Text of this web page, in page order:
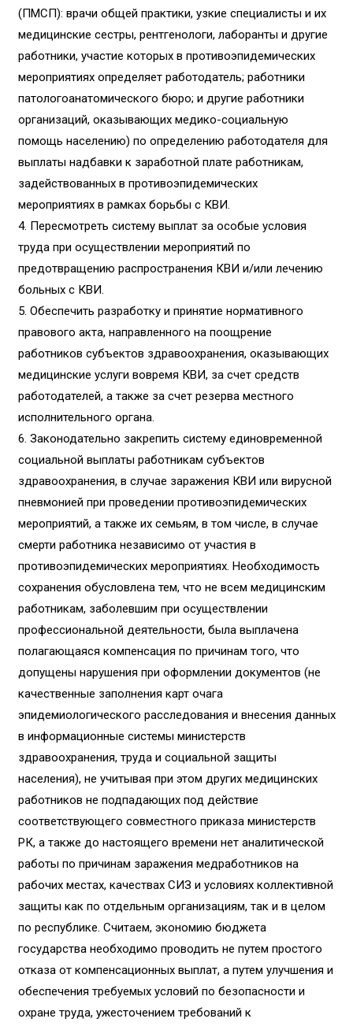
(ПМСП): врачи общей практики, узкие специалисты и их
медицинские сестры, рентгенологи, лаборанты и другие
работники, участие которых в противоэпидемических
мероприятиях определяет работодатель; работники
патологоанатомического бюро; и другие работники
организаций, оказывающих медико-социальную
помощь населению) по определению работодателя для
выплаты надбавки к заработной плате работникам,
задействованных в противоэпидемических
мероприятиях в рамках борьбы с КВИ.
4. Пересмотреть систему выплат за особые условия
труда при осуществлении мероприятий по
предотвращению распространения КВИ и/или лечению
больных с КВИ.
5. Обеспечить разработку и принятие нормативного
правового акта, направленного на поощрение
работников субъектов здравоохранения, оказывающих
медицинские услуги вовремя КВИ, за счет средств
работодателей, а также за счет резерва местного
исполнительного органа.
6. Законодательно закрепить систему единовременной
социальной выплаты работникам субъектов
здравоохранения, в случае заражения КВИ или вирусной
пневмонией при проведении противоэпидемических
мероприятий, а также их семьям, в том числе, в случае
смерти работника независимо от участия в
противоэпидемических мероприятиях. Необходимость
сохранения обусловлена тем, что не всем медицинским
работникам, заболевшим при осуществлении
профессиональной деятельности, была выплачена
полагающаяся компенсация по причинам того, что
допущены нарушения при оформлении документов (не
качественные заполнения карт очага
эпидемиологического расследования и внесения данных
в информационные системы министерств
здравоохранения, труда и социальной защиты
населения), не учитывая при этом других медицинских
работников не подпадающих под действие
соответствующего совместного приказа министерств
РК, а также до настоящего времени нет аналитической
работы по причинам заражения медработников на
рабочих местах, качествах СИЗ и условиях коллективной
защиты как по отдельным организациям, так и в целом
по республике. Считаем, экономию бюджета
государства необходимо проводить не путем простого
отказа от компенсационных выплат, а путем улучшения и
обеспечения требуемых условий по безопасности и
охране труда, ужесточением требований к